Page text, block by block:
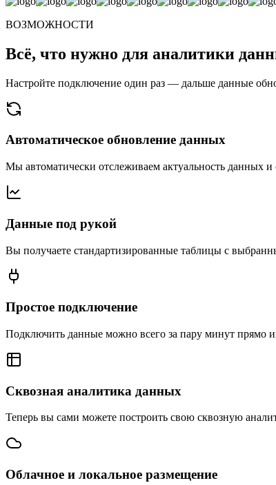
ВОЗМОЖНОСТИ
Всё, что нужно для аналитики
Настройте подключение один раз — дальше данные
Автоматическое обновление данных
Мы автоматически отслеживаем актуальность данных
Данные под рукой
Вы получаете стандартизированные таблицы с
Простое подключение
Подключить данные можно всего за пару минут прямо
Сквозная аналитика данных
Теперь вы сами можете построить свою сквозную
Облачное и локальное размещение